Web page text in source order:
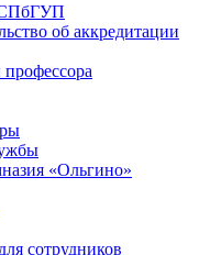
об аккредитации
«Ольгино»
сотрудников